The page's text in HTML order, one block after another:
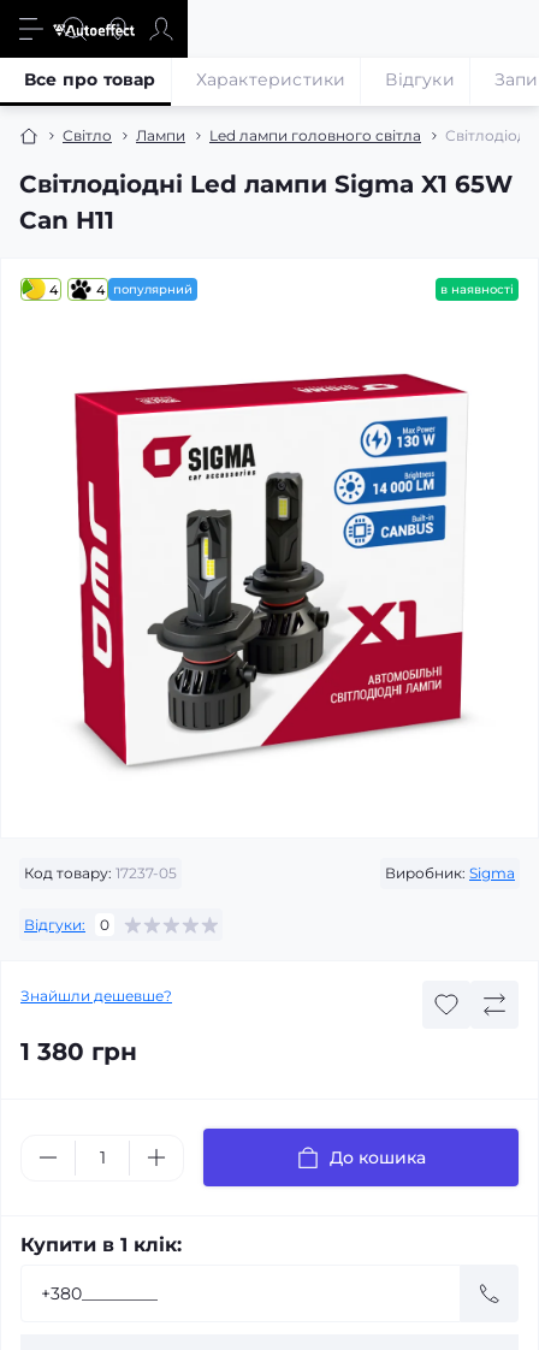
Світло Лампи Led лампи головного світла
Світлодіодні Led лампи Sigma X1 65W
Can H11
Все про товар Характеристики Відгуки
4 4 популярний в наявності
Код товару: 17237-05 Виробник: Sigma
Відгуки: 0
Знайшли дешевше?
1 380 грн
До кошика
Купити в 1 клік: